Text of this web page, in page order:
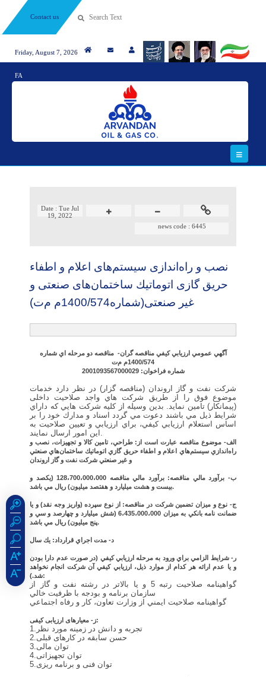
Contact us
Friday, August 7, 2026
FA
Date :Tue Jul
19, 2022
news code : 6445
نصب و راه‌اندازی سیستم‌های اعلام و اطفاء
حریق گازی اتوماتیك ساختمان‌های صنعتی و
غیر صنعتی(شماره1400/574م م‌ت)
آگهي عمومي ارزيابي کيفي مناقصه گران- مناقصه دو مرحله اي شماره
1400/574م م‌ت
شماره فراخوان: 2001093567000029
شركت نفت و گاز اروندان (مناقصه گزار) در نظر دارد خدمات
موضوع فوق را از طريق شركت هاي واجد صلاحيت داخلی
(پیمانکار) تامین نمايد. بدين وسيله از كليه شركت هايي كه داراي
شرايط ذيل مي باشند دعوت مي گردد اسناد و مدارك خود را بر
اساس استعلام ارزيابي کيفي، براي ارزيابي و تعيين صلاحيت به
اين امور ارسال نمايند.
الف- موضوع مناقصه عبارت است از: طراحي، تامين كالا و تجهيزات، نصب و
راه‌اندازي سيستم‌هاي اعلام و اطفاء حريق گازي اتوماتيك ساختمان‌هاي صنعتي
و غير صنعتي شركت نفت و گاز اروندان
ب- برآورد مالي مناقصه: برآورد مالي مناقصه 128،700،000،000 (يكصد و
بيست و هشت ميليارد و هفتصد ميليون) ريال مي باشد.
ج- نوع و ميزان تضمين شركت در مناقصه: از نوع سپرده (واريز وجه نقد) و يا
ضمانت نامه بانكي به ميزان 6،435،000،000 (شش ميليارد و چهارصد و سي و
پنج ميليون) ريال مي باشد.
د- مدت اجراي قرارداد: يك سال
ر- شرايط الزامي براي ورود به مرحله ارزيابي كيفي (در صورت عدم دارا بودن
و يا عدم ارائه هر كدام از موارد ذيل، ارزيابي كيفي آن شركت انجام نخواهد
شد.):
گواهينامه صلاحيت رتبه 5 و يا بالاتر در رشته نفت و گاز از
سازمان برنامه و بودجه با ظرفيت خالي
گواهينامه صلاحيت ايمني از وزارت تعاون، كار و رفاه اجتماعي
ز- معیارهای ارزیابی کیفی:
1.تجربه و دانش در زمینه مورد نظر
2.حسن سابقه در کارهای قبلی
3.توان مالی
4.توان تجهیزاتی
5.توان فنی و برنامه ریزی